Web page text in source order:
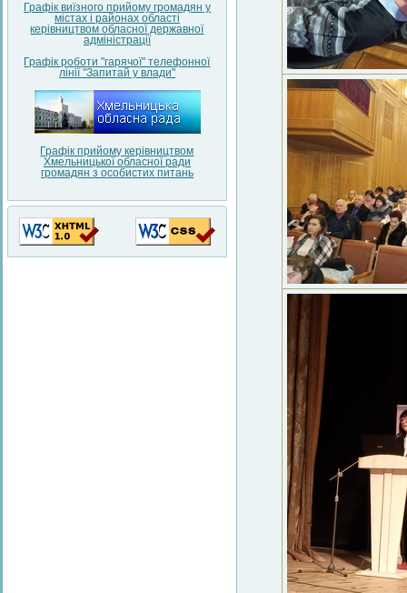
Графік виїзного прийому громадян у
містах і районах області
керівництвом обласної державної
адміністрації
Графік роботи "гарячої" телефонної
лінії "Запитай у влади"
Графік прийому керівництвом
Хмельницької обласної ради
громадян з особистих питань